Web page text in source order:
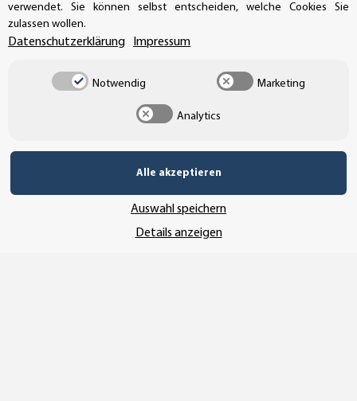
UNSER VERSANDDIENSTLEISTER
verwendet. Sie können selbst entscheiden, welche Cookies Sie
zulassen wollen.
Datenschutzerklärung Impressum
Notwendig Marketing
Analytics
Alle akzeptieren
Auswahl speichern
Details anzeigen